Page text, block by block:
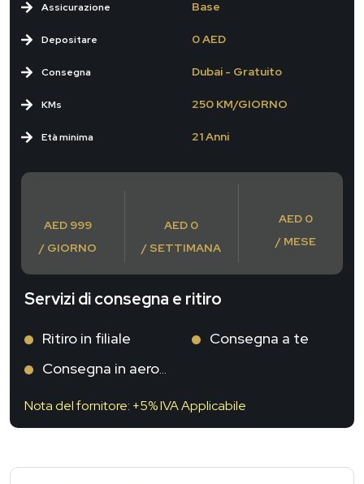
Assicurazione
Depositare
Base
0 AED
Consegna
KMs
Età minima
Dubai - Gratuito
250 KM/GIORNO
21 Anni
AED 999
/ GIORNO
AED 0
/ SETTIMANA
AED 0
/ MESE
Servizi di consegna e ritiro
Ritiro in filiale
Consegna a te
Consegna in aeroporto
Nota del fornitore: +5% IVA Applicabile